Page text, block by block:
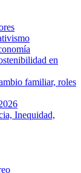
en
familiar, roles
Inequidad,